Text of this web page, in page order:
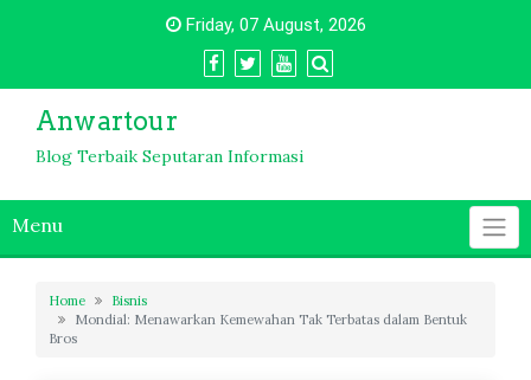
Friday, 07 August, 2026
Anwartour
Blog Terbaik Seputaran Informasi
Menu
Home
Bisnis
Mondial: Menawarkan Kemewahan Tak Terbatas dalam Bentuk
Bros